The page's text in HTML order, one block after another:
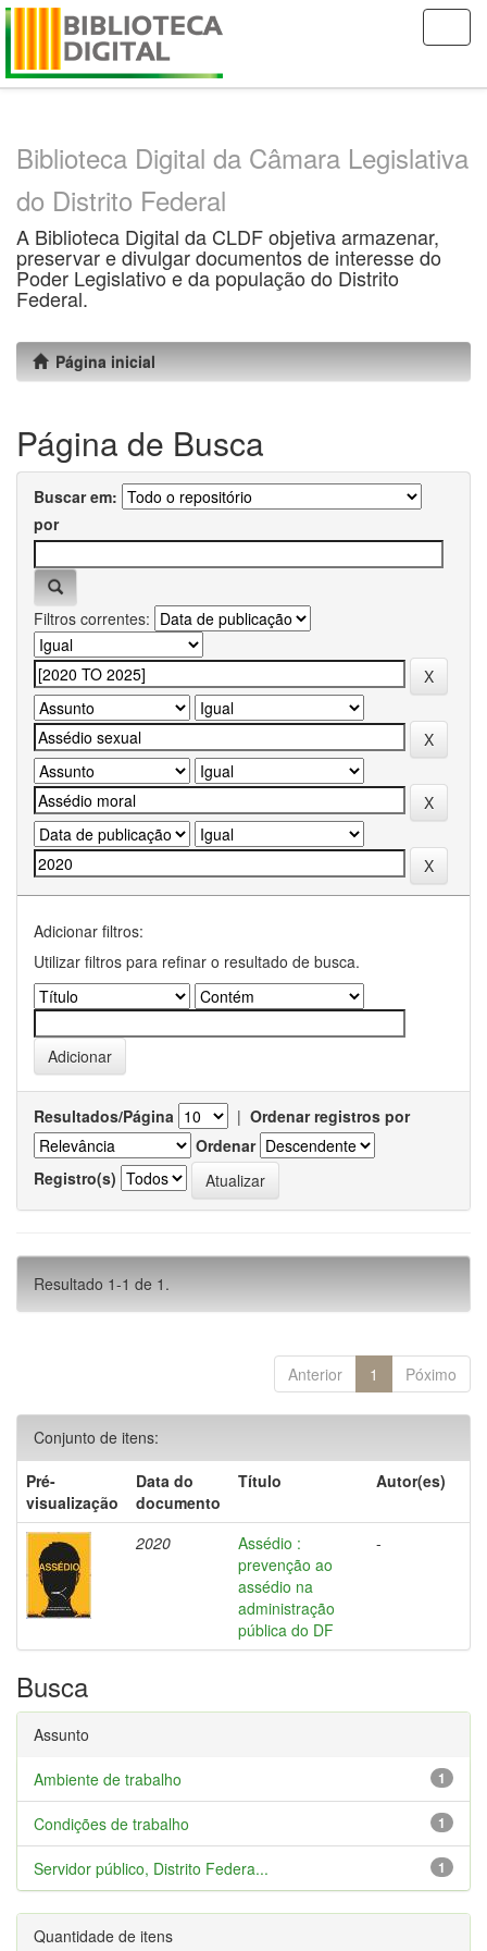
Skip
Biblioteca Digital da Câmara Legislativa
do Distrito Federal
A Biblioteca Digital da CLDF objetiva armazenar,
preservar e divulgar documentos de interesse do
Poder Legislativo e da população do Distrito
Federal.
Página inicial
Página de Busca
Buscar em:
por
Filtros correntes:
Adicionar filtros:
Utilizar filtros para refinar o resultado de busca.
Resultados/Página | Ordenar registros por
Ordenar
Registro(s)
Resultado 1-1 de 1.
Anterior 1 Póximo
Conjunto de itens:
Pré-
visualização
Data do
documento
Título Autor(es)
2020
Assédio :
prevenção ao
assédio na
administração
pública do DF
-
Busca
Assunto
1
Ambiente de trabalho
1
Condições de trabalho
1
Servidor público, Distrito Federa...
Quantidade de itens